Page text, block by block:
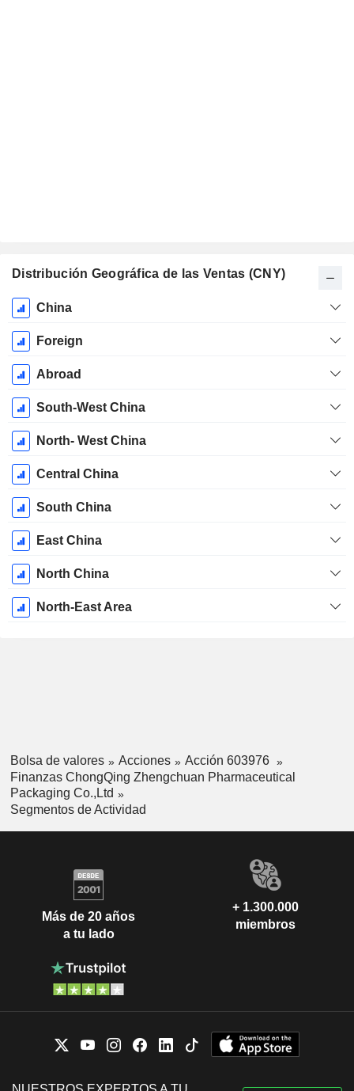
Distribución Geográfica de las Ventas (CNY)
Período
fiscal:
Diciembre
China
Foreign
Abroad
South-West China
North- West China
Central China
South China
East China
North China
North-East Area
Bolsa de valores Acciones
Acción 603976
Finanzas ChongQing Zhengchuan Pharmaceutical
Packaging Co.,Ltd
Segmentos de Actividad
Más de 20 años
a tu lado
+ 1.300.000
miembros